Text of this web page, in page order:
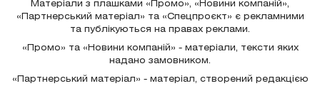
Матеріали з плашками «Промо», «Новини компаній»,
«Партнерський матеріал» та «Спецпроєкт» є рекламними
та публікуються на правах реклами.
«Промо» та «Новини компаній» - матеріали, тексти яких
надано замовником.
«Партнерський матеріал» - матеріал, створений редакцією